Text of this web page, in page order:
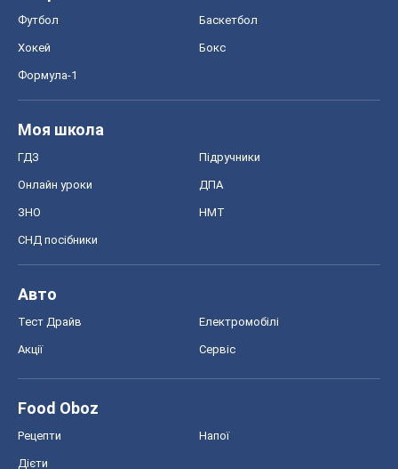
Футбол Баскетбол
Хокей Бокс
Формула-1
Моя школа
ГДЗ Підручники
Онлайн уроки ДПА
ЗНО НМТ
СНД посібники
Авто
Тест Драйв Електромобілі
Акції Сервіс
Food Oboz
Рецепти Напої
Дієти